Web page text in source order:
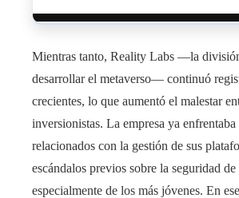
Mientras tanto, Reality Labs —la
desarrollar el metaverso— continuó
crecientes, lo que aumentó el malestar
inversionistas. La empresa ya
relacionados con la gestión de sus
escándalos previos sobre la seguridad
especialmente de los más jóvenes. En